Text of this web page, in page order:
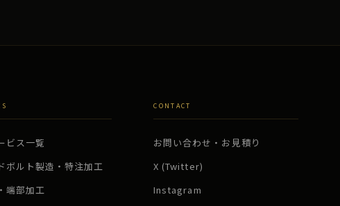
ビス一覧
ボルト製造・特注加工
端部加工
CONTACT
お問い合わせ・お見積り
X (Twitter)
Instagram